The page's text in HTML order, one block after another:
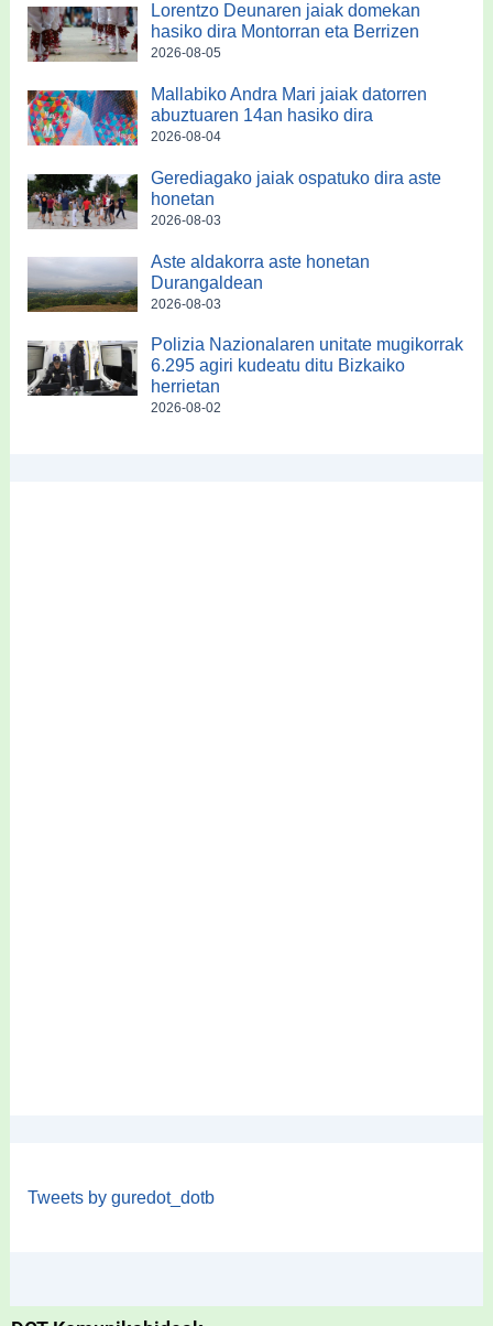
Lorentzo Deunaren jaiak domekan
hasiko dira Montorran eta Berrizen
2026-08-05
Mallabiko Andra Mari jaiak datorren
abuztuaren 14an hasiko dira
2026-08-04
Gerediagako jaiak ospatuko dira aste
honetan
2026-08-03
Aste aldakorra aste honetan
Durangaldean
2026-08-03
Polizia Nazionalaren unitate mugikorrak
6.295 agiri kudeatu ditu Bizkaiko
herrietan
2026-08-02
Tweets by guredot_dotb